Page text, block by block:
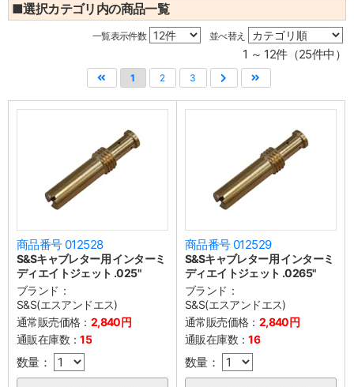
■選択カテゴリ内の商品一覧
一覧表示件数 並べ替え
1 ～ 12件（25件中）
1 2 3
商品番号 012528
S&Sキャブレター用 インターミ
ディエイトジェット .025"
ブランド：
S&S(エスアンドエス)
通常販売価格： 2,840円
通販在庫数：15
数量：
商品番号 012529
S&Sキャブレター用 インターミ
ディエイトジェット .0265"
ブランド：
S&S(エスアンドエス)
通常販売価格： 2,840円
通販在庫数：16
数量：